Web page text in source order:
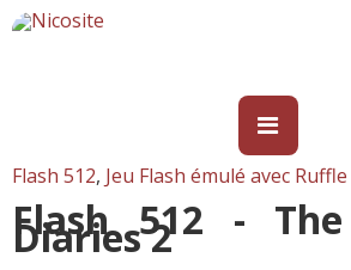
Flash 512, Jeu Flash émulé avec Ruffle
Flash 512 - The
Diaries 2